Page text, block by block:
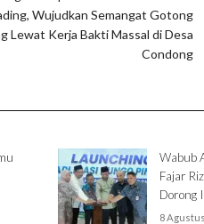
Wujudkan Semangat Gotong
Lewat Kerja Bakti Massal di Desa
Condong
Wabub
Fajar
Dorong
8